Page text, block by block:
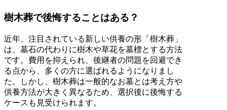
樹木葬で後悔することはある？
近年、注目されている新しい供養の形「樹木葬」
は、墓石の代わりに樹木や草花を墓標とする方法
です。費用を抑えられ、後継者の問題を回避でき
る点から、多くの方に選ばれるようになりまし
た。しかし、樹木葬は一般的なお墓とは考え方や
供養方法が大きく異なるため、選択後に後悔する
ケースも見受けられます。